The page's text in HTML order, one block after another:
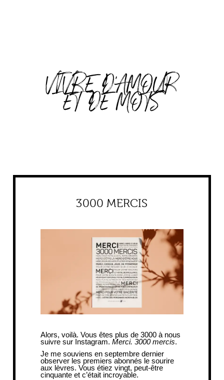
VIVRE D'AMOUR
ET DE MOTS
3000 MERCIS
Alors, voilà. Vous êtes plus de 3000 à nous
suivre sur Instagram. Merci. 3000 mercis.
Je me souviens en septembre dernier
observer les premiers abonnés le sourire
aux lèvres. Vous étiez vingt, peut-être
cinquante et c’était incroyable.